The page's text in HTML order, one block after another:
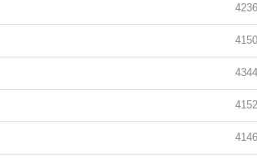
4236
4150
4344
4152
4146